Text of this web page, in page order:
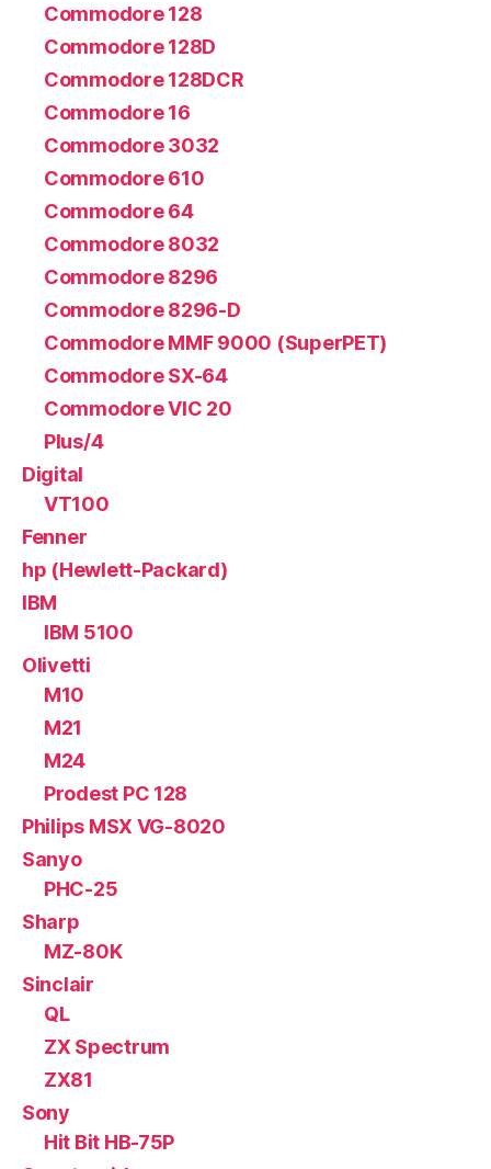
Commodore 128
Commodore 128D
Commodore 128DCR
Commodore 16
Commodore 3032
Commodore 610
Commodore 64
Commodore 8032
Commodore 8296
Commodore 8296-D
Commodore MMF 9000 (SuperPET)
Commodore SX-64
Commodore VIC 20
Plus/4
Digital
VT100
Fenner
hp (Hewlett-Packard)
IBM
IBM 5100
Olivetti
M10
M21
M24
Prodest PC 128
Philips MSX VG-8020
Sanyo
PHC-25
Sharp
MZ-80K
Sinclair
QL
ZX Spectrum
ZX81
Sony
Hit Bit HB-75P